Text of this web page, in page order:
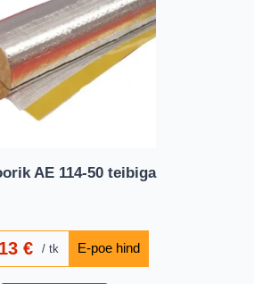
AE 114-50 teibiga
€ tk